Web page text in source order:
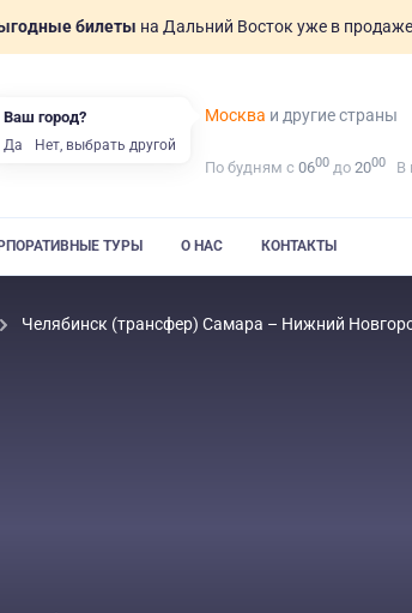
билеты на Дальний Восток уже в продаже
Москва и другие страны
По будням с 0600 до 2000 В
ТУРЫ О НАС КОНТАКТЫ
Челябинск (трансфер) Самара – Нижний
Ваш город?
Да Нет, выбрать другой